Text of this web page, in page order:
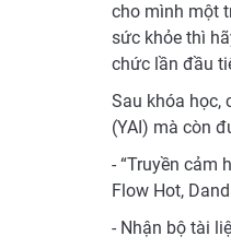
cho mình một
sức khỏe thì
chức lần đầu
Sau khóa học,
(YAI) mà còn
- “Truyền cảm
Flow Hot,
- Nhận bộ tài